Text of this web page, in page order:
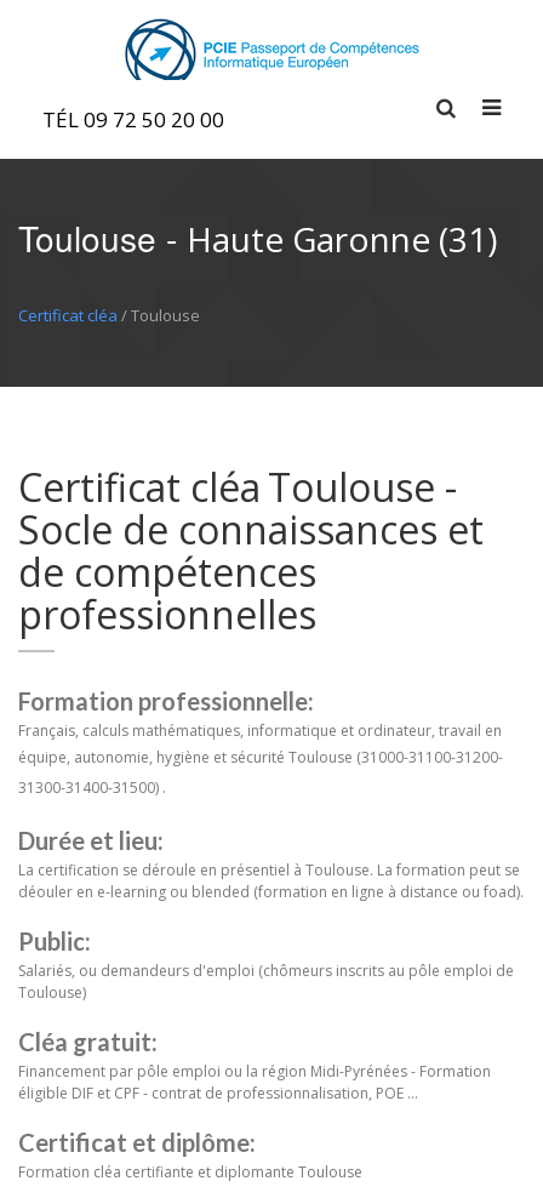
TÉL 09 72 50 20 00
Toulouse - Haute Garonne (31)
Certificat cléa / Toulouse
Certificat cléa Toulouse -
Socle de connaissances et
de compétences
professionnelles
Formation professionnelle:
Français, calculs mathématiques, informatique et ordinateur, travail en
équipe, autonomie, hygiène et sécurité Toulouse (31000-31100-31200-
31300-31400-31500) .
Durée et lieu:
La certification se déroule en présentiel à Toulouse. La formation peut se
déouler en e-learning ou blended (formation en ligne à distance ou foad).
Public:
Salariés, ou demandeurs d'emploi (chômeurs inscrits au pôle emploi de
Toulouse)
Cléa gratuit:
Financement par pôle emploi ou la région Midi-Pyrénées - Formation
éligible DIF et CPF - contrat de professionnalisation, POE ...
Certificat et diplôme:
Formation cléa certifiante et diplomante Toulouse